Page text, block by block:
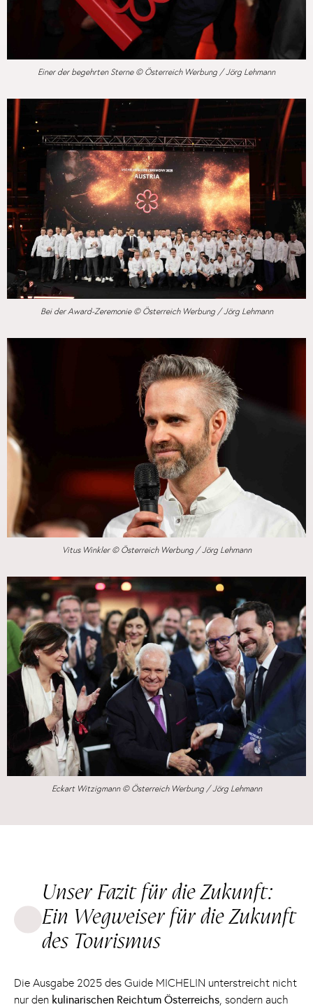
Einer der begehrten Sterne © Österreich Werbung / Jörg Lehmann
Bei der Award-Zeremonie © Österreich Werbung / Jörg Lehmann
Vitus Winkler © Österreich Werbung / Jörg Lehmann
Eckart Witzigmann © Österreich Werbung / Jörg Lehmann
Unser Fazit für die Zukunft:
Ein Wegweiser für die Zukunft
des Tourismus
Die Ausgabe 2025 des Guide MICHELIN unterstreicht nicht
nur den kulinarischen Reichtum Österreichs , sondern auch